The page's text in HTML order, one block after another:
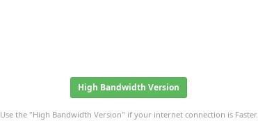
High Bandwidth Version
Use the "High Bandwidth Version" if your internet connection is Faster.